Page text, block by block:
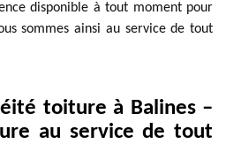
disponible à tout moment pour
sommes ainsi au service de tout
toiture à Balines –
au service de tout